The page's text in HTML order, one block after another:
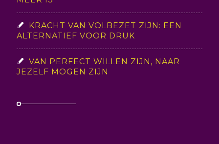
KRACHT VAN VOLBEZET ZIJN: EEN
ALTERNATIEF VOOR DRUK
VAN PERFECT WILLEN ZIJN, NAAR
JEZELF MOGEN ZIJN